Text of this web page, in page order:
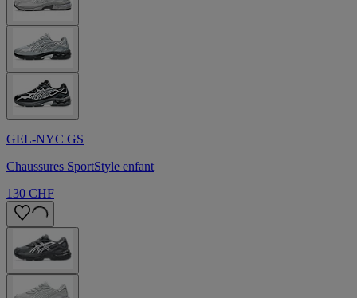
GEL-NYC GS
Chaussures SportStyle enfant
130 CHF